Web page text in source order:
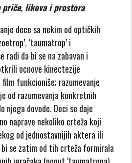
priče, likova i prostora
dece sa nekim od optičkih
‘taumatrop’ i
radi da bi se na zabavan i
ocnove kinectezije
funkcioniše; razumevanje
od razumevanja konkretnih
njega dovode. Deci se daje
naprave nekoliko crteža koji
od jednostavnijih aktera ili
se zatim od tih crteža formirala